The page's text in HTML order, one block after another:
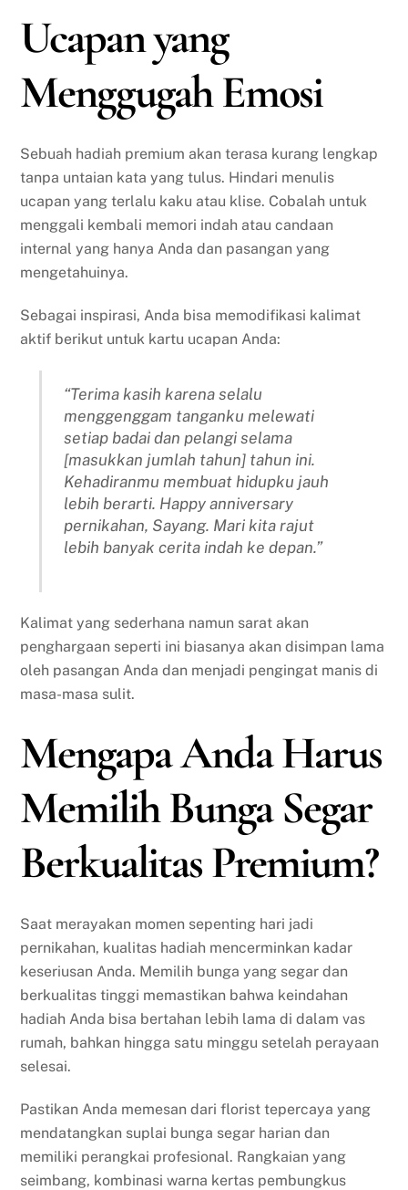
Ucapan yang
Menggugah Emosi
Sebuah hadiah premium akan terasa kurang lengkap
tanpa untaian kata yang tulus. Hindari menulis
ucapan yang terlalu kaku atau klise. Cobalah untuk
menggali kembali memori indah atau candaan
internal yang hanya Anda dan pasangan yang
mengetahuinya.
Sebagai inspirasi, Anda bisa memodifikasi kalimat
aktif berikut untuk kartu ucapan Anda:
“Terima kasih karena selalu
menggenggam tanganku melewati
setiap badai dan pelangi selama
[masukkan jumlah tahun] tahun ini.
Kehadiranmu membuat hidupku jauh
lebih berarti. Happy anniversary
pernikahan, Sayang. Mari kita rajut
lebih banyak cerita indah ke depan.”
Kalimat yang sederhana namun sarat akan
penghargaan seperti ini biasanya akan disimpan lama
oleh pasangan Anda dan menjadi pengingat manis di
masa-masa sulit.
Mengapa Anda Harus
Memilih Bunga Segar
Berkualitas Premium?
Saat merayakan momen sepenting hari jadi
pernikahan, kualitas hadiah mencerminkan kadar
keseriusan Anda. Memilih bunga yang segar dan
berkualitas tinggi memastikan bahwa keindahan
hadiah Anda bisa bertahan lebih lama di dalam vas
rumah, bahkan hingga satu minggu setelah perayaan
selesai.
Pastikan Anda memesan dari florist tepercaya yang
mendatangkan suplai bunga segar harian dan
memiliki perangkai profesional. Rangkaian yang
seimbang, kombinasi warna kertas pembungkus